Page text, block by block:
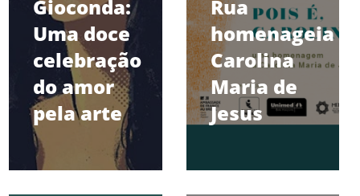
Gioconda:
Uma doce
celebração
do amor
pela arte
Rua
homenageia
Carolina
Maria de
Jesus